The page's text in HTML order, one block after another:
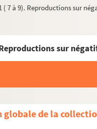
( 7 à 9). Reproductions sur
sur
globale de la